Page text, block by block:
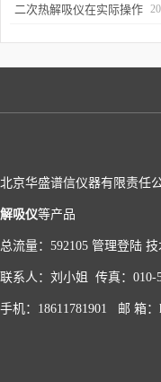
分
应用场景
二次热解吸仪在实际操作
北京华盛谱信仪器有限责任
解吸仪等产品
总流量：592105 管理登陆 技
联系人：刘小姐 传真：010-
手机：18611781901 邮 箱：